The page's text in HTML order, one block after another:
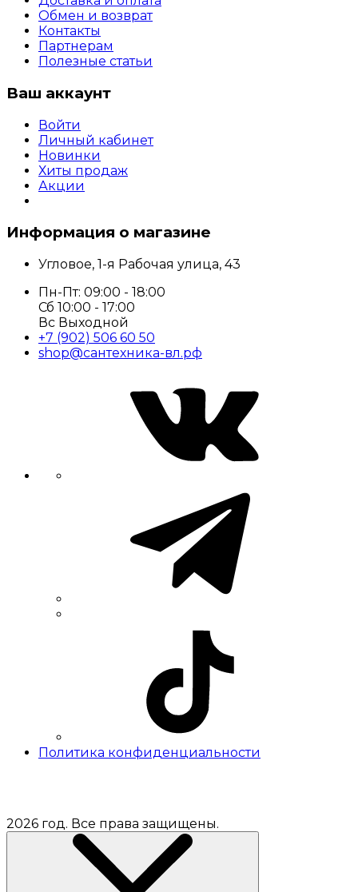
Обмен и возврат
Контакты
Партнерам
Полезные статьи
Ваш аккаунт
Войти
Личный кабинет
Новинки
Хиты продаж
Акции
Информация о магазине
Угловое, 1-я Рабочая улица, 43
Пн-Пт: 09:00 - 18:00
Сб 10:00 - 17:00
Вс Выходной
+7 (902) 506 60 50
shop@сантехника-вл.рф
Политика конфиденциальности
2026 год. Все права защищены.